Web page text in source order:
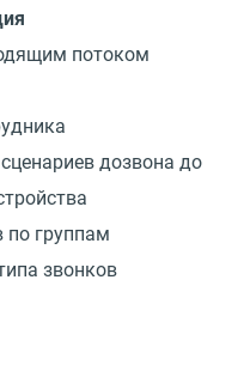
потоком
дозвона до
по группам
звонков